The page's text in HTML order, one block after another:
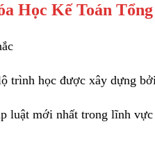
Học Kế Toán
trình học được xây dựng
luật mới nhất trong lĩnh